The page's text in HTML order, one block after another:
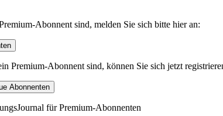
Abonnent sind, melden Sie sich bitte hier an:
Premium-Abonnent sind, können Sie sich jetzt
für Premium-Abonnenten